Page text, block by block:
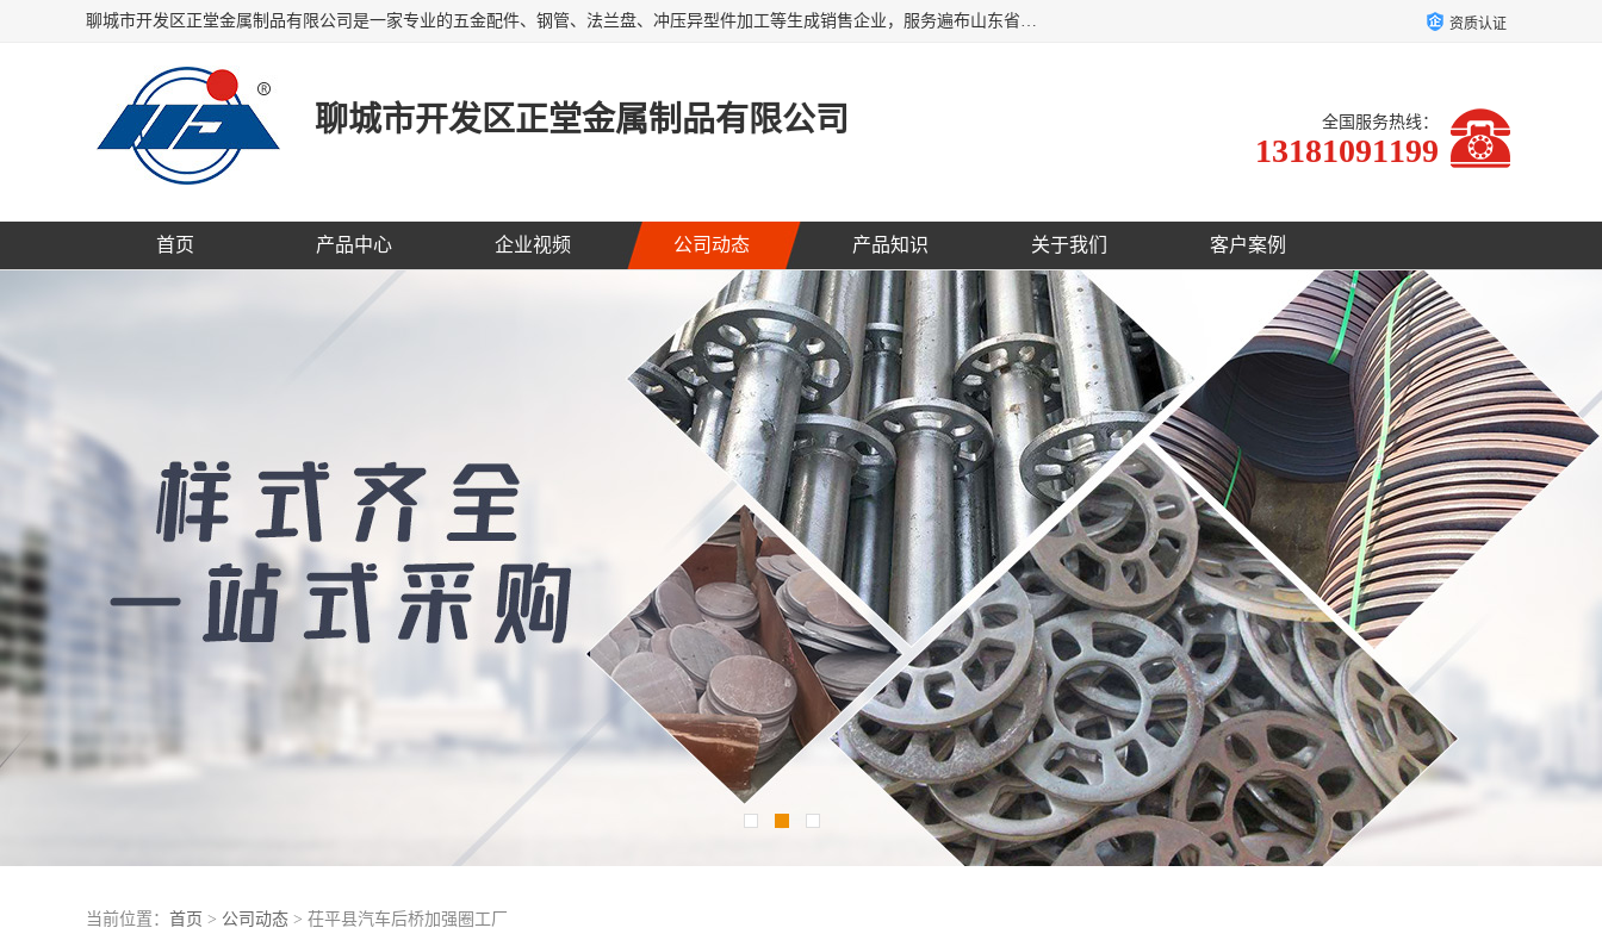
聊城市开发区正堂金属制品有限公司是一家专业的五金配件、钢管、法兰盘、冲压异型件加工等生成销售企业，服务遍布山东省聊城、济南、青岛、淄博、枣庄、东营烟台等地区，经营包括冲压法兰毛坯，冲压异型(形)件加工，热扩法兰毛坯，锻打法兰盘毛坯，法兰加强圈，环形锻件加工，版辊堵头毛坯，哑铃配重件等产品的生产和销售，业务上精益求精，生产产品精度高，配件标准赢得业内企业及其它组织与公民的一致好评。 资质认证
聊城市开发区正堂金属制品有限公司 全国服务热线：
13181091199
首页 产品中心 企业视频 公司动态 产品知识 关于我们 客户案例
当前位置： 首页 > 公司动态 > 茌平县汽车后桥加强圈工厂